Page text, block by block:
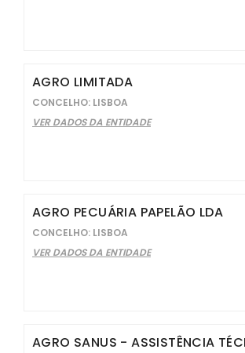
AGRO LIMITADA
CONCELHO: LISBOA
VER DADOS DA ENTIDADE
AGRO PECUÁRIA PAPELÃO LDA
CONCELHO: LISBOA
VER DADOS DA ENTIDADE
AGRO SANUS - ASSISTÊNCIA